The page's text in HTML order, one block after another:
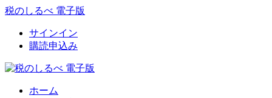
税のしるべ 電子版
サインイン
購読申込み
ホーム